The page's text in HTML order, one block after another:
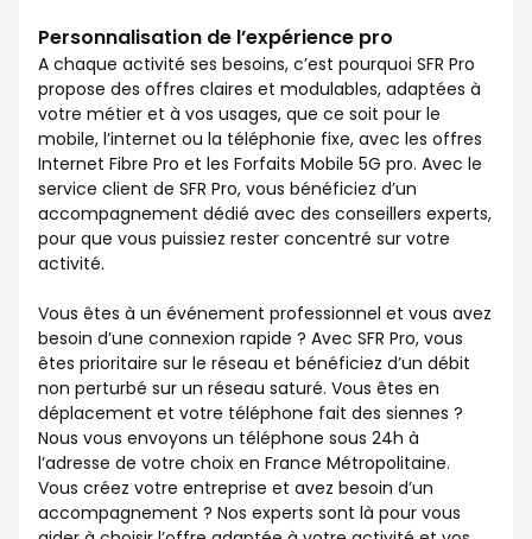
Personnalisation de l’expérience pro
A chaque activité ses besoins, c’est pourquoi SFR Pro
propose des offres claires et modulables, adaptées à
votre métier et à vos usages, que ce soit pour le
mobile, l’internet ou la téléphonie fixe, avec les offres
Internet Fibre Pro et les Forfaits Mobile 5G pro. Avec le
service client de SFR Pro, vous bénéficiez d’un
accompagnement dédié avec des conseillers experts,
pour que vous puissiez rester concentré sur votre
activité.
Vous êtes à un événement professionnel et vous avez
besoin d’une connexion rapide ? Avec SFR Pro, vous
êtes prioritaire sur le réseau et bénéficiez d’un débit
non perturbé sur un réseau saturé. Vous êtes en
déplacement et votre téléphone fait des siennes ?
Nous vous envoyons un téléphone sous 24h à
l’adresse de votre choix en France Métropolitaine.
Vous créez votre entreprise et avez besoin d’un
accompagnement ? Nos experts sont là pour vous